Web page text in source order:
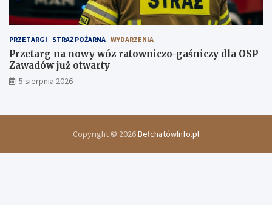
PRZETARGI STRAŻ POŻARNA WYDARZENIA
Przetarg na nowy wóz ratowniczo-gaśniczy dla OSP
Zawadów już otwarty
5 sierpnia 2026
Copyright © 2026BełchatówInfo.pl